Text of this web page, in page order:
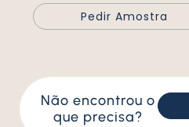
Pedir Amostra
Não encontrou o
que precisa?